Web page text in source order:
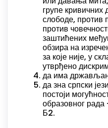
групе кривичних
слободе, против
против
заштићених
обзира на
за које није, у
утврђено
да има
да зна српски
постоји
образовног рада
Б2.